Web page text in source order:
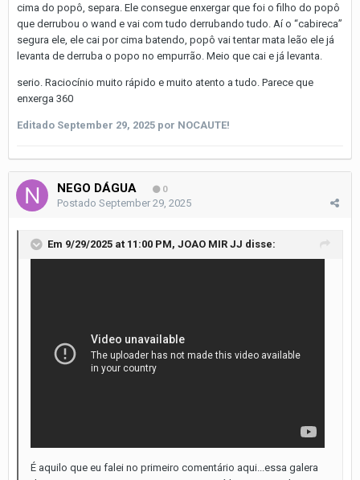
cima do popô, separa. Ele consegue enxergar que foi o filho do popô
que derrubou o wand e vai com tudo derrubando tudo. Aí o “cabireca”
segura ele, ele cai por cima batendo, popô vai tentar mata leão ele já
levanta de derruba o popo no empurrão. Meio que cai e já levanta.
serio. Raciocínio muito rápido e muito atento a tudo. Parece que
enxerga 360
Editado September 29, 2025 por NOCAUTE!
NEGO DÁGUA 0
Postado September 29, 2025
Em 9/29/2025 at 11:00 PM, JOAO MIR JJ disse:
É aquilo que eu falei no primeiro comentário aqui...essa galera